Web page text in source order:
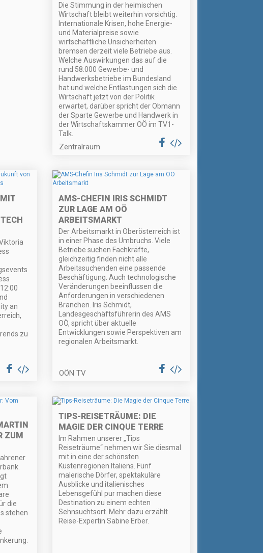
Die Stimmung in der heimischen
Wirtschaft bleibt weiterhin vorsichtig.
Internationale Krisen, hohe Energie-
und Materialpreise sowie
wirtschaftliche Unsicherheiten
bremsen derzeit viele Betriebe aus.
Welche Auswirkungen das auf die
rund 58.000 Gewerbe- und
Handwerksbetriebe im Bundesland
hat und welche Entlastungen sich die
Wirtschaft jetzt von der Politik
erwartet, darüber spricht der Obmann
der Sparte Gewerbe und Handwerk in
der Wirtschaftskammer OÖ im TV1-
Talk.
Zentralraum
an
zu
AMS-CHEFIN IRIS SCHMIDT
ZUR LAGE AM OÖ
ARBEITSMARKT
Der Arbeitsmarkt in Oberösterreich ist
in einer Phase des Umbruchs. Viele
Betriebe suchen Fachkräfte,
gleichzeitig finden nicht alle
Arbeitssuchenden eine passende
Beschäftigung. Auch technologische
Veränderungen beeinflussen die
Anforderungen in verschiedenen
Branchen. Iris Schmidt,
Landesgeschäftsführerin des AMS
OÖ, spricht über aktuelle
Entwicklungen sowie Perspektiven am
regionalen Arbeitsmarkt.
OÖN TV
ZUM
die
stehen
TIPS-REISETRÄUME: DIE
MAGIE DER CINQUE TERRE
Im Rahmen unserer „Tips
Reiseträume“ nehmen wir Sie diesmal
mit in eine der schönsten
Küstenregionen Italiens. Fünf
malerische Dörfer, spektakuläre
Ausblicke und italienisches
Lebensgefühl pur machen diese
Destination zu einem echten
Sehnsuchtsort. Mehr dazu erzählt
Reise-Expertin Sabine Erber.